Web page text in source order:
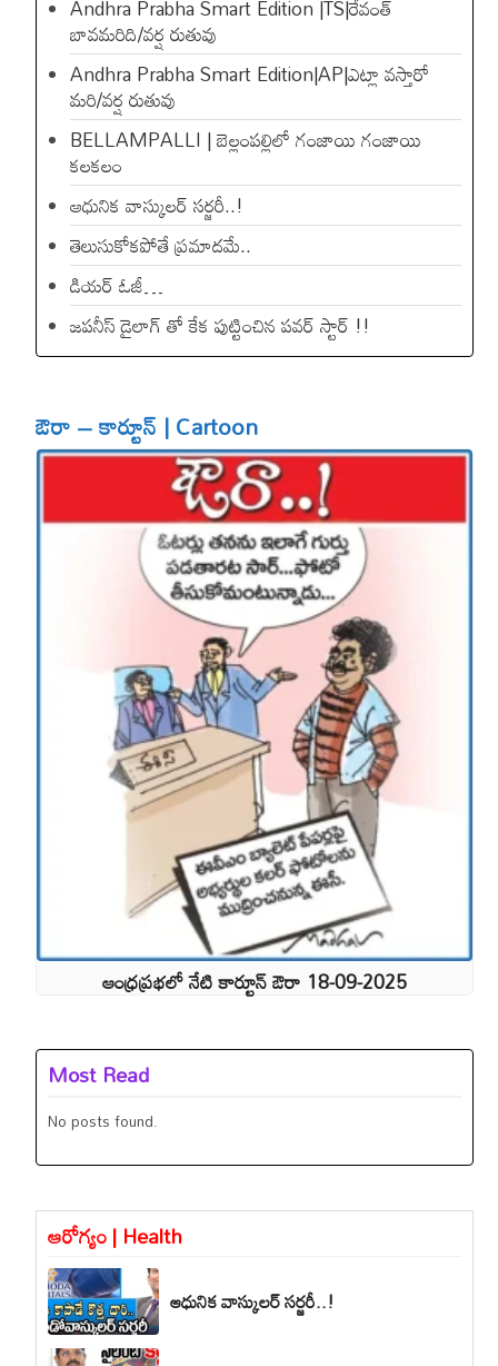
Andhra Prabha Smart Edition |TS|రేవంత్​
బావమరిది/వర్ష రుతువు
Andhra Prabha Smart Edition|AP|ఎట్లా వస్తారో
మరి/వర్ష రుతువు
BELLAMPALLI | బెల్లంపల్లిలో గంజాయి గంజాయి
కలకలం
ఆధునిక వాస్కులర్ సర్జరీ..!
తెలుసుకోకపోతే ప్రమాదమే..
డియ‌ర్ ఓజీ…
జపనీస్ డైలాగ్ తో కేక పుట్టించిన ప‌వ‌ర్ స్టార్ !!
ఔరా – కార్టూన్ | Cartoon
ఆంధ్రప్రభలో నేటి కార్టూన్ ఔరా 18-09-2025
Most Read
No posts found.
ఆరోగ్యం | Health
ఆధునిక వాస్కులర్ సర్జరీ..!